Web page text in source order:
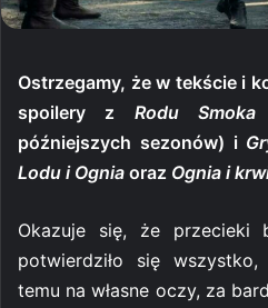
Ostrzegamy, że w tekście i
spoilery z Rodu Smoka
późniejszych sezonów) i
Lodu i Ognia oraz Ognia i
Okazuje się, że przecieki
potwierdziło się
temu na własne oczy, za